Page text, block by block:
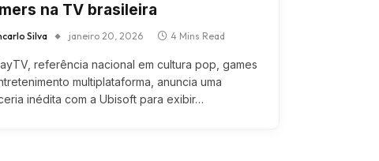
na TV brasileira
Silva janeiro 20, 2026 4 Mins Read
referência nacional em cultura pop, games
multiplataforma, anuncia uma
inédita com a Ubisoft para exibir…